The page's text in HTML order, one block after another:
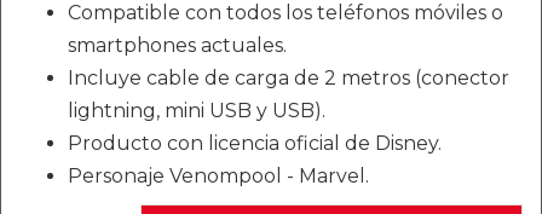
Compatible con todos los teléfonos móviles o
smartphones actuales.
Incluye cable de carga de 2 metros (conector
lightning, mini USB y USB).
Producto con licencia oficial de Disney.
Personaje Venompool - Marvel.